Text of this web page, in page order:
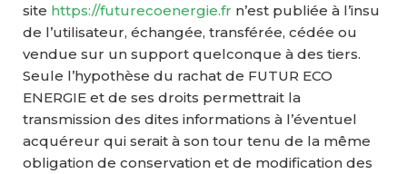
site https://futurecoenergie.fr n’est publiée à l’insu
de l’utilisateur, échangée, transférée, cédée ou
vendue sur un support quelconque à des tiers.
Seule l’hypothèse du rachat de FUTUR ECO
ENERGIE et de ses droits permettrait la
transmission des dites informations à l’éventuel
acquéreur qui serait à son tour tenu de la même
obligation de conservation et de modification des